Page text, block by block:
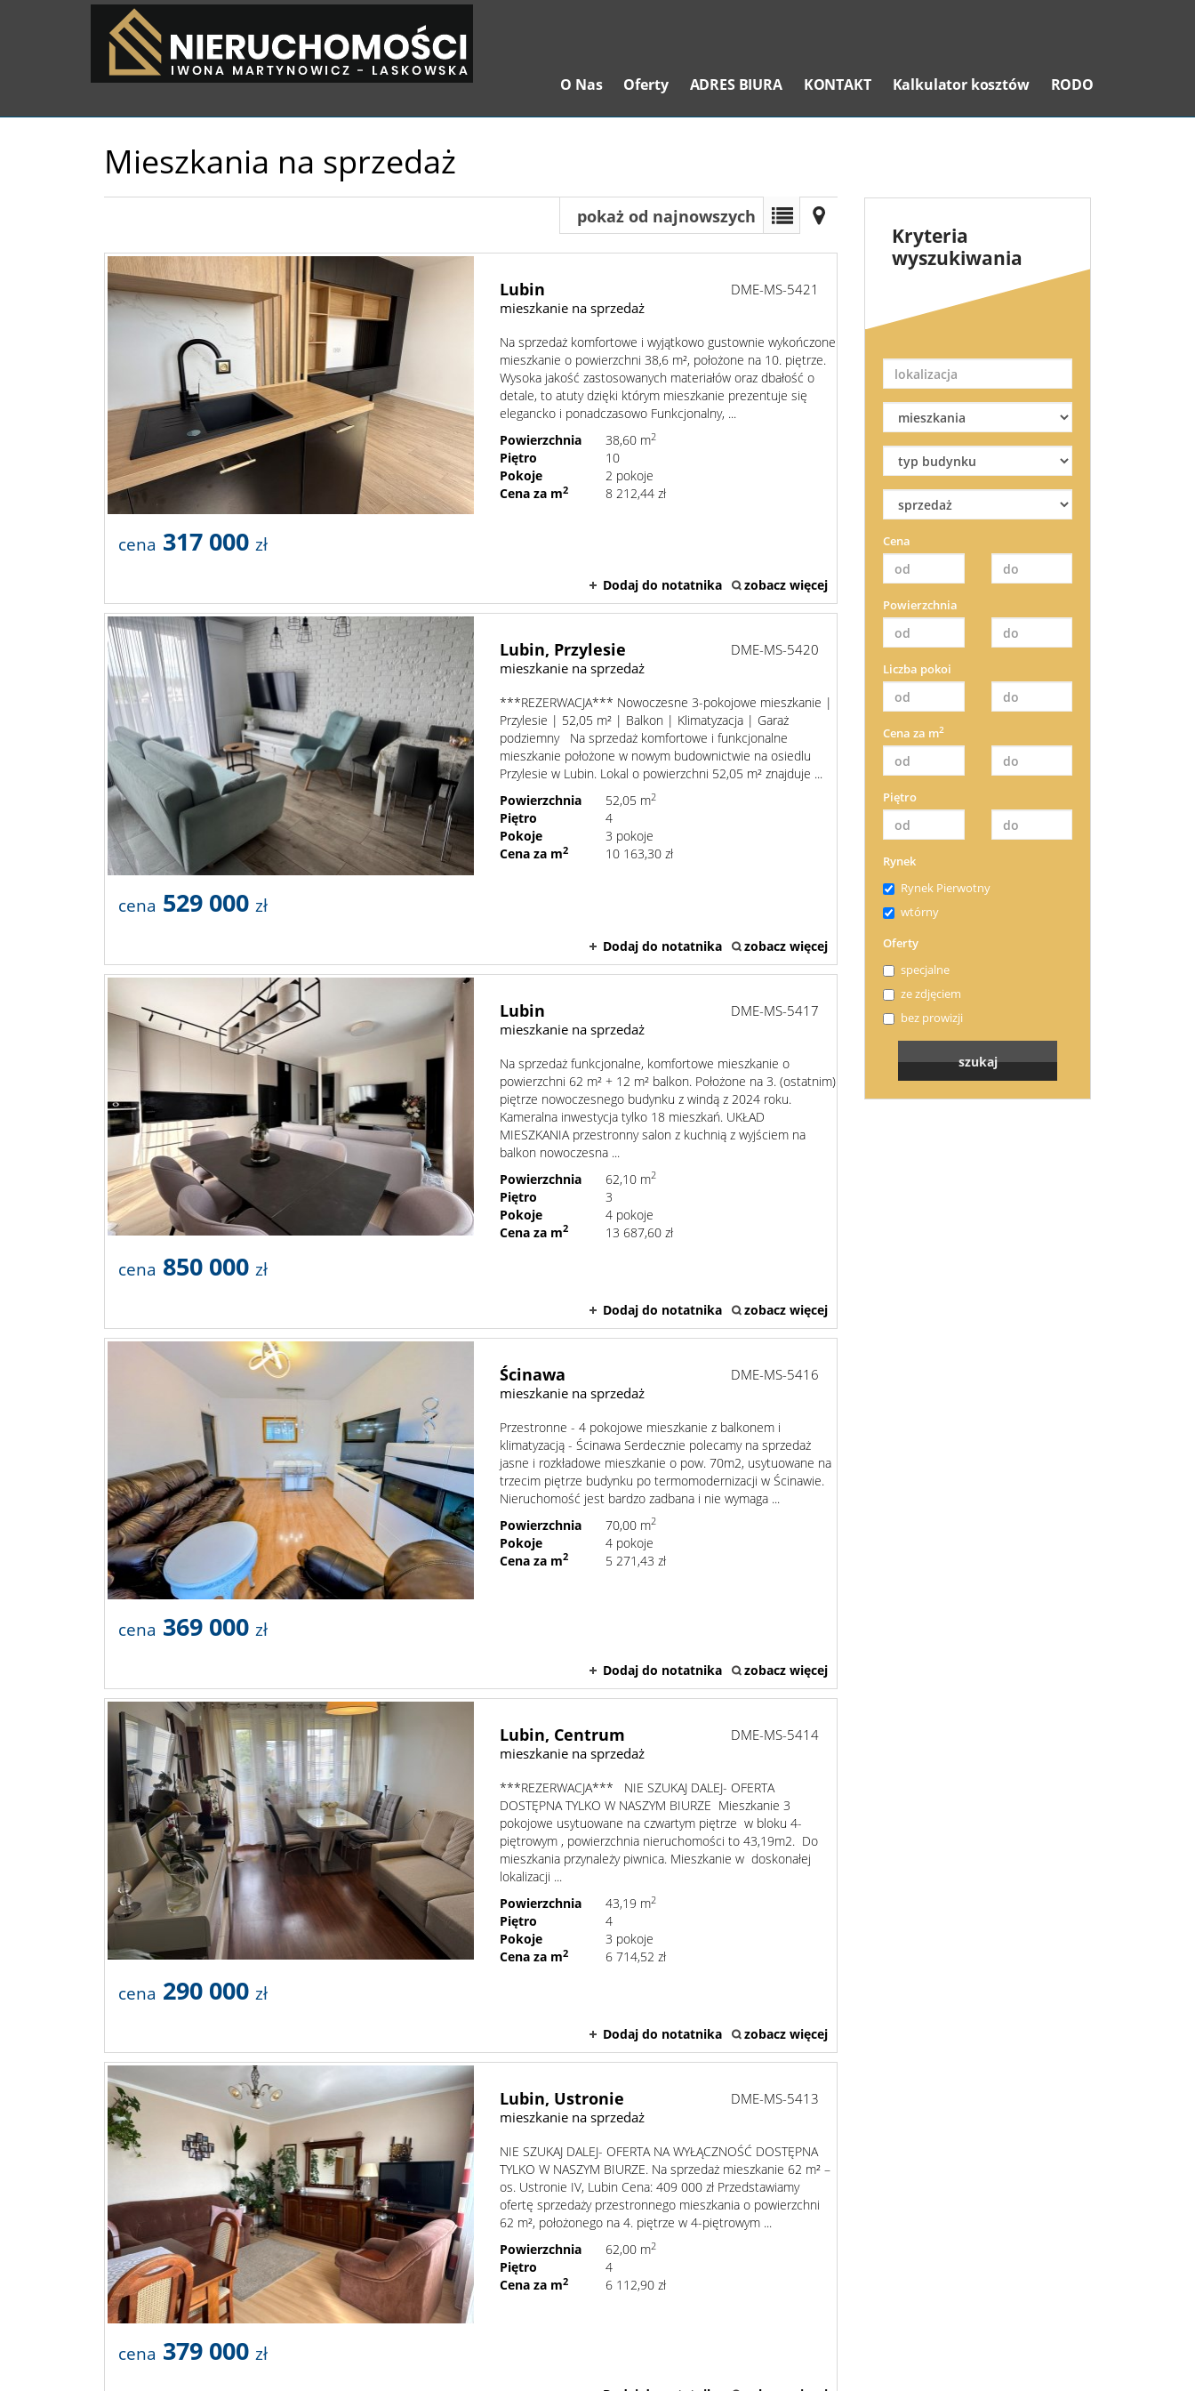
O Nas Oferty ADRES BIURA KONTAKT Kalkulator kosztów RODO
Mieszkania na sprzedaż
pokaż od najnowszych
Lubin
mieszkanie na sprzedaż
DME-MS-5421
Na sprzedaż komfortowe i wyjątkowo gustownie wykończone
mieszkanie o powierzchni 38,6 m², położone na 10. piętrze.
Wysoka jakość zastosowanych materiałów oraz dbałość o
detale, to atuty dzięki którym mieszkanie prezentuje się
elegancko i ponadczasowo Funkcjonalny, ...
Powierzchnia
38,60 m2
Piętro
10
Pokoje
2 pokoje
Cena za m2 8 212,44 zł
cena 317 000 zł
Dodaj do notatnika zobacz więcej
Lubin, Przylesie
mieszkanie na sprzedaż
DME-MS-5420
***REZERWACJA*** Nowoczesne 3-pokojowe mieszkanie |
Przylesie | 52,05 m² | Balkon | Klimatyzacja | Garaż
podziemny Na sprzedaż komfortowe i funkcjonalne
mieszkanie położone w nowym budownictwie na osiedlu
Przylesie w Lubin. Lokal o powierzchni 52,05 m² znajduje ...
Powierzchnia
52,05 m2
Piętro
4
Pokoje
3 pokoje
Cena za m2 10 163,30 zł
cena 529 000 zł
Dodaj do notatnika zobacz więcej
Lubin
mieszkanie na sprzedaż
DME-MS-5417
Na sprzedaż funkcjonalne, komfortowe mieszkanie o
powierzchni 62 m² + 12 m² balkon. Położone na 3. (ostatnim)
piętrze nowoczesnego budynku z windą z 2024 roku.
Kameralna inwestycja tylko 18 mieszkań. UKŁAD
MIESZKANIA przestronny salon z kuchnią z wyjściem na
balkon nowoczesna ...
Powierzchnia
62,10 m2
Piętro
3
Pokoje
4 pokoje
Cena za m2 13 687,60 zł
cena 850 000 zł
Dodaj do notatnika zobacz więcej
Ścinawa
mieszkanie na sprzedaż
DME-MS-5416
Przestronne - 4 pokojowe mieszkanie z balkonem i
klimatyzacją - Ścinawa Serdecznie polecamy na sprzedaż
jasne i rozkładowe mieszkanie o pow. 70m2, usytuowane na
trzecim piętrze budynku po termomodernizacji w Ścinawie.
Nieruchomość jest bardzo zadbana i nie wymaga ...
Powierzchnia
70,00 m2
Pokoje
4 pokoje
Cena za m2 5 271,43 zł
cena 369 000 zł
Dodaj do notatnika zobacz więcej
Lubin, Centrum
mieszkanie na sprzedaż
DME-MS-5414
***REZERWACJA*** NIE SZUKAJ DALEJ- OFERTA
DOSTĘPNA TYLKO W NASZYM BIURZE Mieszkanie 3
pokojowe usytuowane na czwartym piętrze w bloku 4-
piętrowym , powierzchnia nieruchomości to 43,19m2. Do
mieszkania przynależy piwnica. Mieszkanie w doskonałej
lokalizacji ...
Powierzchnia
43,19 m2
Piętro
4
Pokoje
3 pokoje
Cena za m2 6 714,52 zł
cena 290 000 zł
Dodaj do notatnika zobacz więcej
Lubin, Ustronie
mieszkanie na sprzedaż
DME-MS-5413
NIE SZUKAJ DALEJ- OFERTA NA WYŁĄCZNOŚĆ DOSTĘPNA
TYLKO W NASZYM BIURZE. Na sprzedaż mieszkanie 62 m² –
os. Ustronie IV, Lubin Cena: 409 000 zł Przedstawiamy
ofertę sprzedaży przestronnego mieszkania o powierzchni
62 m², położonego na 4. piętrze w 4-piętrowym ...
Powierzchnia
62,00 m2
Piętro
4
Cena za m2 6 112,90 zł
cena 379 000 zł
Kryteria
wyszukiwania
Cena
Powierzchnia
Liczba pokoi
Cena za m2
Piętro
Rynek
Rynek Pierwotny
wtórny
Oferty
specjalne
ze zdjęciem
bez prowizji